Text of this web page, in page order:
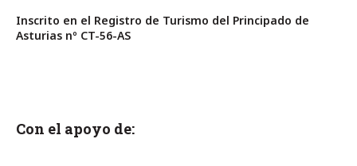
Inscrito en el Registro de Turismo del Principado de
Asturias nº CT-56-AS
Con el apoyo de: